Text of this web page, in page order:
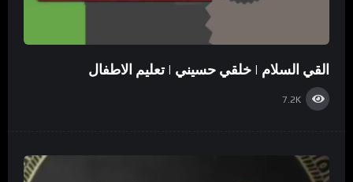
القي السلام | خلقي حسيني | تعليم الاطفال
7.2K